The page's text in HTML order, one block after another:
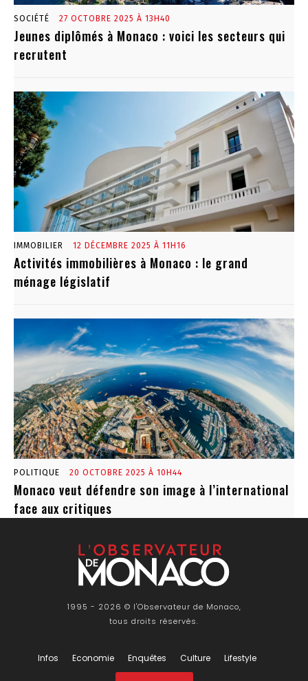
SOCIÉTÉ 27 OCTOBRE 2025 À 13H40
Jeunes diplômés à Monaco : voici les secteurs qui
recrutent
IMMOBILIER 12 DÉCEMBRE 2025 À 11H16
Activités immobilières à Monaco : le grand
ménage législatif
POLITIQUE 20 OCTOBRE 2025 À 10H44
Monaco veut défendre son image à l’international
face aux critiques
1995 - 2026 © l'Observateur de Monaco,
tous droits réservés.
Infos Economie Enquêtes Culture Lifestyle